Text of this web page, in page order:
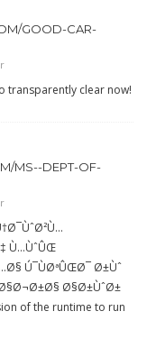
GOOD-CAR-
transparently clear now!
MS--DEPT-OF-
Ù…ÙˆÛŒ
Ú¯ÙØªÛŒØ¯ Ø±Ùˆ
Ø§Ø¬Ø±Ø§ Ø§Ø±ÙˆØ±
of the runtime to run